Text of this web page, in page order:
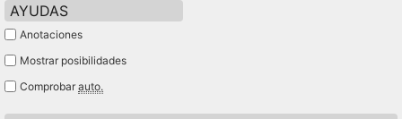
AYUDAS
Anotaciones
Mostrar posibilidades
Comprobar auto.